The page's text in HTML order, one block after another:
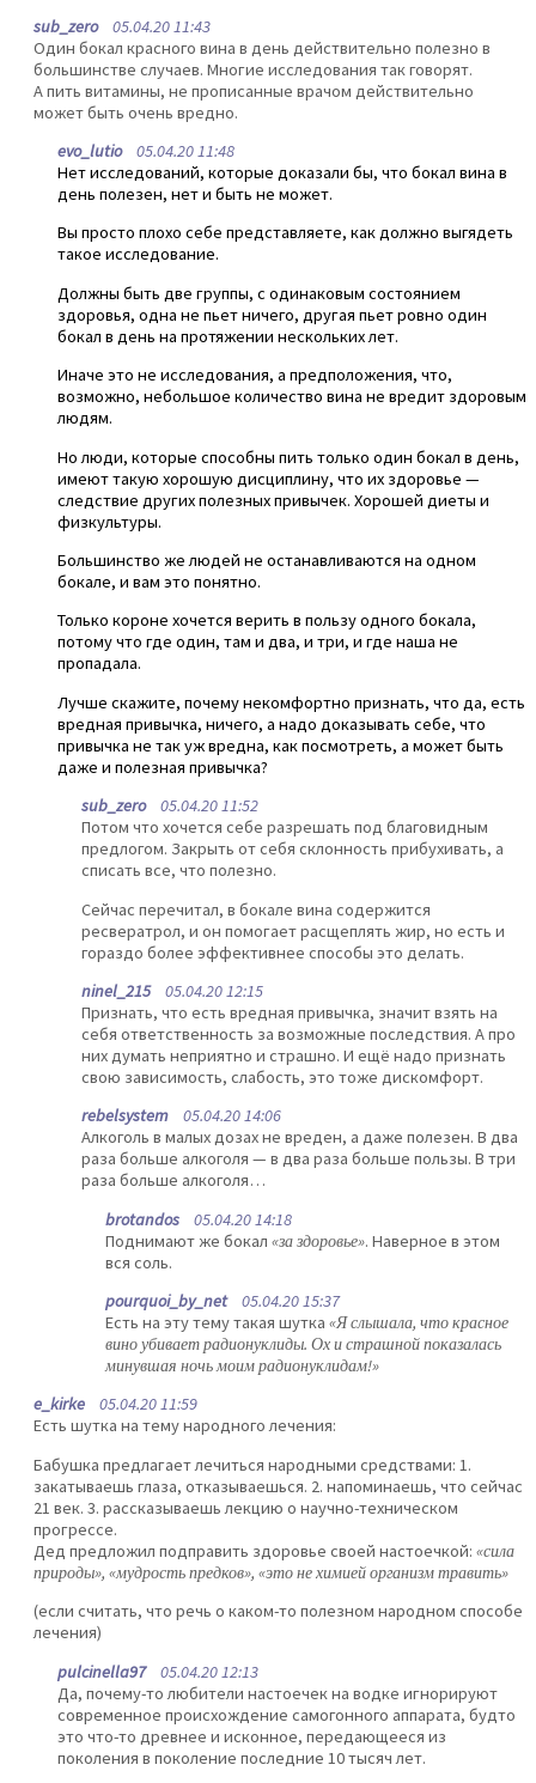
sub_zero05.04.20 11:43
Один бокал красного вина в день действительно полезно в
большинстве случаев. Многие исследования так говорят.
А пить витамины, не прописанные врачом действительно
может быть очень вредно.
evo_lutio05.04.20 11:48
Нет исследований, которые доказали бы, что бокал вина в
день полезен, нет и быть не может.
Вы просто плохо себе представляете, как должно выгядеть
такое исследование.
Должны быть две группы, с одинаковым состоянием
здоровья, одна не пьет ничего, другая пьет ровно один
бокал в день на протяжении нескольких лет.
Иначе это не исследования, а предположения, что,
возможно, небольшое количество вина не вредит здоровым
людям.
Но люди, которые способны пить только один бокал в день,
имеют такую хорошую дисциплину, что их здоровье —
следствие других полезных привычек. Хорошей диеты и
физкультуры.
Большинство же людей не останавливаются на одном
бокале, и вам это понятно.
Только короне хочется верить в пользу одного бокала,
потому что где один, там и два, и три, и где наша не
пропадала.
Лучше скажите, почему некомфортно признать, что да, есть
вредная привычка, ничего, а надо доказывать себе, что
привычка не так уж вредна, как посмотреть, а может быть
даже и полезная привычка?
sub_zero05.04.20 11:52
Потом что хочется себе разрешать под благовидным
предлогом. Закрыть от себя склонность прибухивать, а
списать все, что полезно.
Сейчас перечитал, в бокале вина содержится
ресвератрол, и он помогает расщеплять жир, но есть и
гораздо более эффективнее способы это делать.
ninel_21505.04.20 12:15
Признать, что есть вредная привычка, значит взять на
себя ответственность за возможные последствия. А про
них думать неприятно и страшно. И ещё надо признать
свою зависимость, слабость, это тоже дискомфорт.
rebelsystem 05.04.20 14:06
Алкоголь в малых дозах не вреден, а даже полезен. В два
раза больше алкоголя — в два раза больше пользы. В три
раза больше алкоголя…
brotandos 05.04.20 14:18
Поднимают же бокал «за здоровье». Наверное в этом
вся соль.
pourquoi_by_net05.04.20 15:37
Есть на эту тему такая шутка «Я слышала, что красное
вино убивает радионуклиды. Ох и страшной показалась
минувшая ночь моим радионуклидам!»
e_kirke 05.04.20 11:59
Есть шутка на тему народного лечения:
Бабушка предлагает лечиться народными средствами: 1.
закатываешь глаза, отказываешься. 2. напоминаешь, что сейчас
21 век. 3. рассказываешь лекцию о научно-техническом
прогрессе.
Дед предложил подправить здоровье своей настоечкой: «сила
природы», «мудрость предков», «это не химией организм травить»
(если считать, что речь о каком-то полезном народном способе
лечения)
pulcinella9705.04.20 12:13
Да, почему-то любители настоечек на водке игнорируют
современное происхождение самогонного аппарата, будто
это что-то древнее и исконное, передающееся из
поколения в поколение последние 10 тысяч лет.